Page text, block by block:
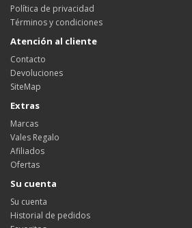
Política de privacidad
Términos y condiciones
Atención al cliente
Contacto
Devoluciones
SiteMap
Extras
Marcas
Vales Regalo
Afiliados
Ofertas
Su cuenta
Su cuenta
Historial de pedidos